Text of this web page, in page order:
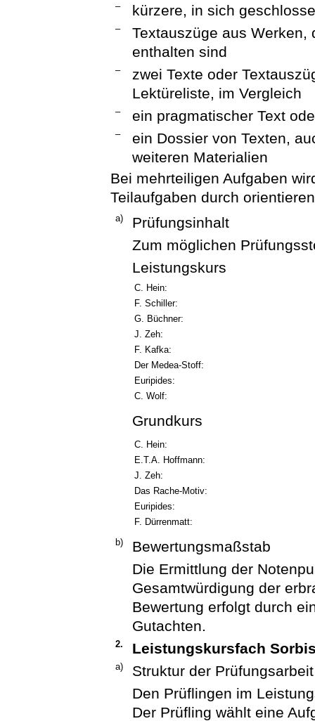
– kürzere, in sich
–
Textauszüge aus
enthalten sind
–
zwei Texte oder
Lektüreliste, im Vergleich
– ein pragmatischer Text
–
ein Dossier von Texten,
weiteren Materialien
Bei mehrteiligen Aufgaben
Teilaufgaben durch
a)
Prüfungsinhalt
Zum möglichen
Leistungskurs
C. Hein:
F. Schiller:
G. Büchner:
J. Zeh:
F. Kafka:
Der Medea-Stoff:
Euripides:
C. Wolf:
Grundkurs
C. Hein:
E.T.A. Hoffmann:
J. Zeh:
Das Rache-Motiv:
Euripides:
F. Dürrenmatt:
b)
Bewertungsmaßstab
Die Ermittlung der
Gesamtwürdigung der
Bewertung erfolgt durch
Gutachten.
2. Leistungskursfach
a)
Struktur der Prüfungsarbeit
Den Prüflingen im
Der Prüfling wählt eine